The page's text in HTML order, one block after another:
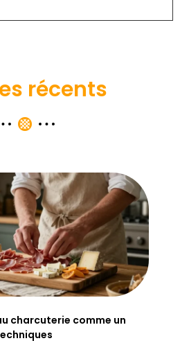
récents
charcuterie comme un